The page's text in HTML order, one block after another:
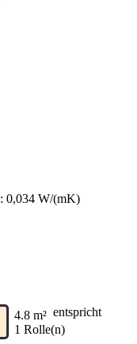
: 0,034 W/(mK)
4.8 m² entspricht
1 Rolle(n)